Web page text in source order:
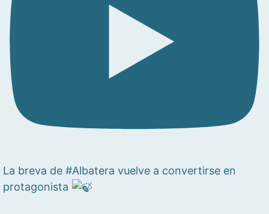
La breva de #Albatera vuelve a convertirse en
protagonista